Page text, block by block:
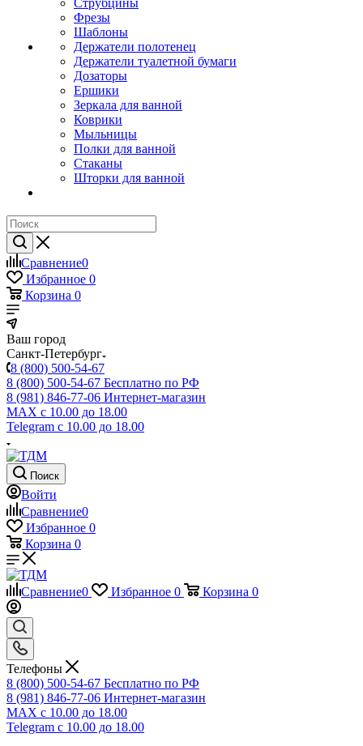
Струбцины
Фрезы
Шаблоны
Держатели полотенец
Держатели туалетной бумаги
Дозаторы
Ершики
Зеркала для ванной
Коврики
Мыльницы
Полки для ванной
Стаканы
Шторки для ванной
Сравнение0
Избранное 0
Корзина 0
Ваш город
Санкт-Петербург
8 (800) 500-54-67
8 (800) 500-54-67 Бесплатно по РФ
8 (981) 846-77-06 Интернет-магазин
MAX с 10.00 до 18.00
Telegram с 10.00 до 18.00
Поиск
Войти
Сравнение0
Избранное 0
Корзина 0
Сравнение0 Избранное 0 Корзина 0
Телефоны
8 (800) 500-54-67 Бесплатно по РФ
8 (981) 846-77-06 Интернет-магазин
MAX с 10.00 до 18.00
Telegram с 10.00 до 18.00